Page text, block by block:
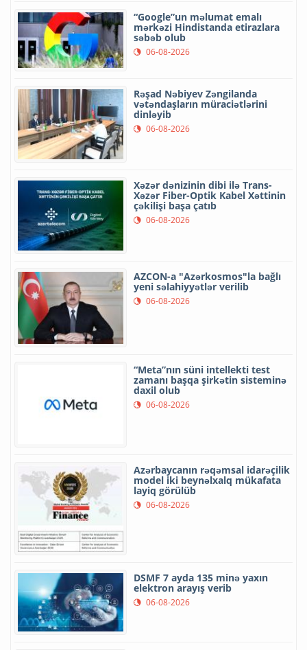
“Google”un məlumat emalı
mərkəzi Hindistanda etirazlara
səbəb olub
06-08-2026
Rəşad Nəbiyev Zəngilanda
vətəndaşların müraciətlərini
dinləyib
06-08-2026
Xəzər dənizinin dibi ilə Trans-
Xəzər Fiber-Optik Kabel Xəttinin
çəkilişi başa çatıb
06-08-2026
AZCON-a "Azərkosmos"la bağlı
yeni səlahiyyətlər verilib
06-08-2026
“Meta”nın süni intellekti test
zamanı başqa şirkətin sisteminə
daxil olub
06-08-2026
Azərbaycanın rəqəmsal idarəçilik
model iki beynəlxalq mükafata
layiq görülüb
06-08-2026
DSMF 7 ayda 135 minə yaxın
elektron arayış verib
06-08-2026